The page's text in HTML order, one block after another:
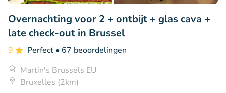
Overnachting voor 2 + ontbijt + glas cava +
late check-out in Brussel
9 Perfect • 67 beoordelingen
Martin's Brussels EU
Bruxelles (2km)